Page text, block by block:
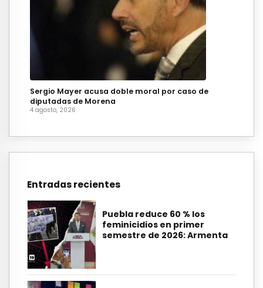
Sergio Mayer acusa doble moral por caso de
diputadas de Morena
4 agosto, 2026
Entradas recientes
Puebla reduce 60 % los
feminicidios en primer
semestre de 2026: Armenta